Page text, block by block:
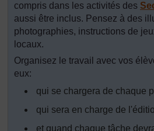
compris dans les activités des
aussi être inclus. Pensez à des
photographies, instructions de
locaux.
Organisez le travail avec vos
eux:
qui se chargera de chaque
qui sera en charge de
et quand chaque tâche